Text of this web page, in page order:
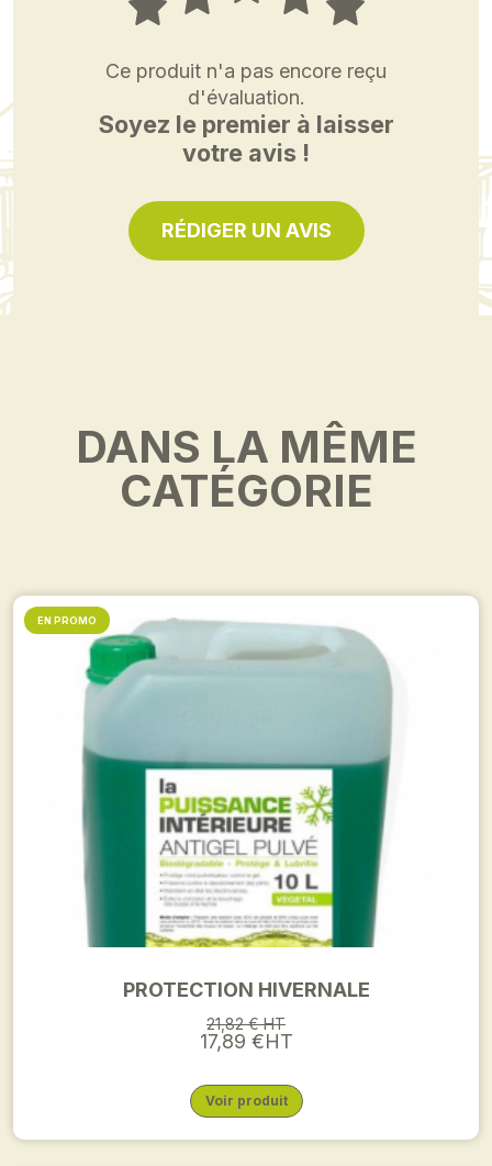
Ce produit n'a pas encore reçu
d'évaluation.
Soyez le premier à laisser
votre avis !
RÉDIGER UN AVIS
DANS LA MÊME
CATÉGORIE
PROTECTION HIVERNALE
21,82 € HT
17,89 €HT
Voir produit
EN PROMO